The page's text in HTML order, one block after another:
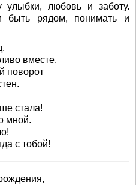
улыбки, любовь и заботу.
рядом, понимать и
вместе.
поворот
стала!
мной.
с тобой!